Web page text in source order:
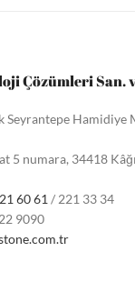
Çözümleri San.
Seyrantepe Hamidiye
5 numara, 34418
60 61 / 221 33 34
9090